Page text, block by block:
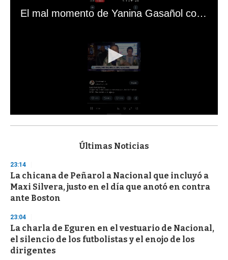
El mal momento de Yanina Gasañol con un hincha argentino en "Subrayado"
s
d
s
o
f
3
s
e
c
o
n
Últimas Noticias
23:14
La chicana de Peñarol a Nacional que incluyó a
Maxi Silvera, justo en el día que anotó en contra
ante Boston
23:04
La charla de Eguren en el vestuario de Nacional,
el silencio de los futbolistas y el enojo de los
dirigentes